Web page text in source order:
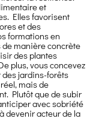
et
Elles favorisent
et des
formations en
manière concrète
des plantes
plus, vous concevez
des jardins-forêts
mais de
Plutôt que de subir
avec sobriété
devenir acteur de la